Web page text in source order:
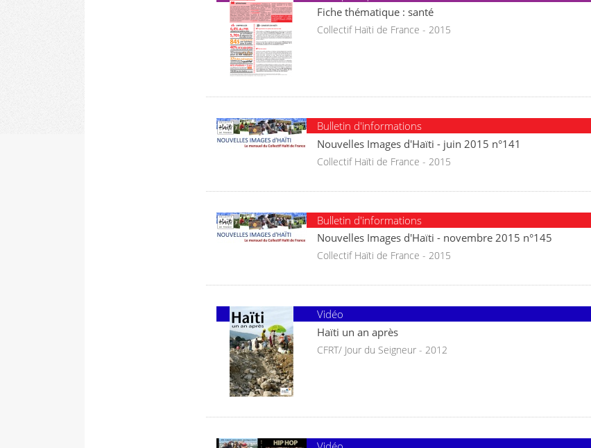
Fiche thématique : santé
Collectif Haïti de France - 2015
Bulletin d'informations
Nouvelles Images d'Haïti - juin 2015 n°141
Collectif Haïti de France - 2015
Bulletin d'informations
Nouvelles Images d'Haïti - novembre 2015 n°145
Collectif Haïti de France - 2015
Vidéo
Haïti un an après
CFRT/ Jour du Seigneur - 2012